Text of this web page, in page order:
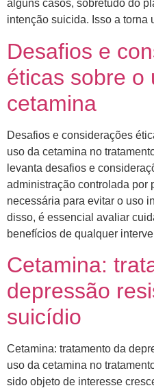
alguns casos, sobretudo do
intenção suicida. Isso a
Desafios e
éticas sobre o
cetamina
Desafios e considerações
uso da cetamina no
levanta desafios e
administração controlada por
necessária para evitar o uso
disso, é essencial avaliar
benefícios de qualquer
Cetamina:
depressão
suicídio
Cetamina: tratamento da
uso da cetamina no
sido objeto de interesse